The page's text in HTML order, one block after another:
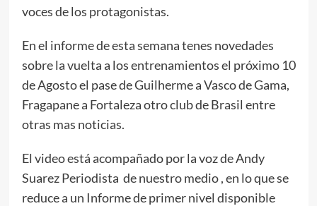
voces de los protagonistas.
En el informe de esta semana tenes novedades
sobre la vuelta a los entrenamientos el próximo 10
de Agosto el pase de Guilherme a Vasco de Gama,
Fragapane a Fortaleza otro club de Brasil entre
otras mas noticias.
El video está acompañado por la voz de Andy
Suarez Periodista de nuestro medio , en lo que se
reduce a un Informe de primer nivel disponible